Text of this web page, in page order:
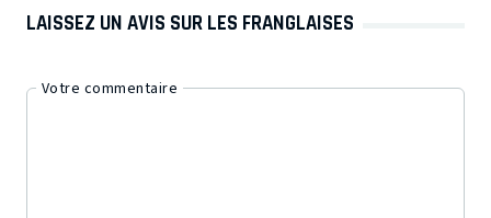
LAISSEZ UN AVIS SUR LES FRANGLAISES
Votre commentaire